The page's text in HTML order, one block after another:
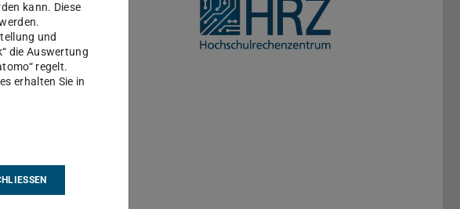
kann. Diese
und
die Auswertung
regelt.
erhalten Sie in